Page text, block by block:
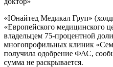
«Юнайтед Медикал Груп»
«Европейского медицинского
владельцем 75-процентной
многопрофильных клиник
получила одобрение ФАС,
сумма не раскрывается.